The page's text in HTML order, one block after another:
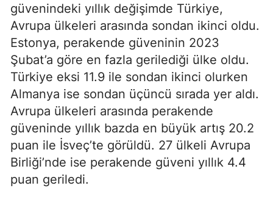
güvenindeki yıllık değişimde Türkiye,
Avrupa ülkeleri arasında sondan ikinci oldu.
Estonya, perakende güveninin 2023
Şubat’a göre en fazla gerilediği ülke oldu.
Türkiye eksi 11.9 ile sondan ikinci olurken
Almanya ise sondan üçüncü sırada yer aldı.
Avrupa ülkeleri arasında perakende
güveninde yıllık bazda en büyük artış 20.2
puan ile İsveç’te görüldü. 27 ülkeli Avrupa
Birliği’nde ise perakende güveni yıllık 4.4
puan geriledi.